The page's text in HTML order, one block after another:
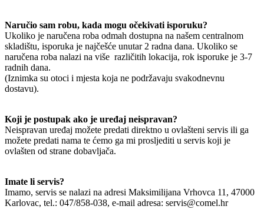
Naručio sam robu, kada mogu očekivati isporuku?
Ukoliko je naručena roba odmah dostupna na našem centralnom
skladištu, isporuka je najčešće unutar 2 radna dana. Ukoliko se
naručena roba nalazi na više različitih lokacija, rok isporuke je 3-7
radnih dana.
(Iznimka su otoci i mjesta koja ne podržavaju svakodnevnu
dostavu).
Koji je postupak ako je uređaj neispravan?
Neispravan uređaj možete predati direktno u ovlašteni servis ili ga
možete predati nama te ćemo ga mi prosljediti u servis koji je
ovlašten od strane dobavljača.
Imate li servis?
Imamo, servis se nalazi na adresi Maksimilijana Vrhovca 11, 47000
Karlovac, tel.: 047/858-038, e-mail adresa: servis@comel.hr